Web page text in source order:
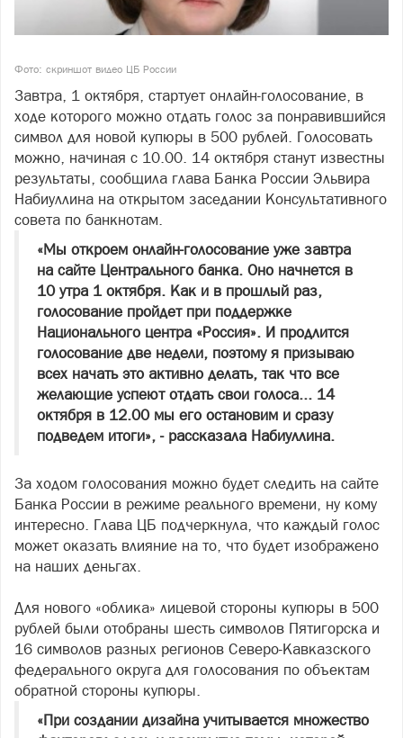
Фото: скриншот видео ЦБ России
Завтра, 1 октября, стартует онлайн-голосование, в
ходе которого можно отдать голос за понравившийся
символ для новой купюры в 500 рублей. Голосовать
можно, начиная с 10.00. 14 октября станут известны
результаты, сообщила глава Банка России Эльвира
Набиуллина на открытом заседании Консультативного
совета по банкнотам.
«Мы откроем онлайн-голосование уже завтра
на сайте Центрального банка. Оно начнется в
10 утра 1 октября. Как и в прошлый раз,
голосование пройдет при поддержке
Национального центра «Россия». И продлится
голосование две недели, поэтому я призываю
всех начать это активно делать, так что все
желающие успеют отдать свои голоса... 14
октября в 12.00 мы его остановим и сразу
подведем итоги», - рассказала Набиуллина.
За ходом голосования можно будет следить на сайте
Банка России в режиме реального времени, ну кому
интересно. Глава ЦБ подчеркнула, что каждый голос
может оказать влияние на то, что будет изображено
на наших деньгах.
Для нового «облика» лицевой стороны купюры в 500
рублей были отобраны шесть символов Пятигорска и
16 символов разных регионов Северо-Кавказского
федерального округа для голосования по объектам
обратной стороны купюры.
«При создании дизайна учитывается множество